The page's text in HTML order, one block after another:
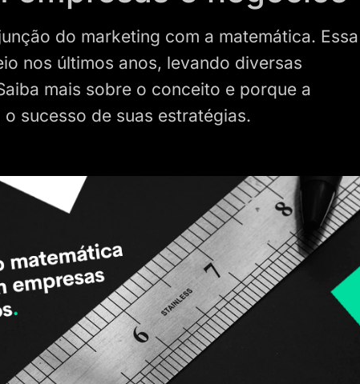
do marketing com a matemática. Essa
nos últimos anos, levando diversas
mais sobre o conceito e porque a
sucesso de suas estratégias.